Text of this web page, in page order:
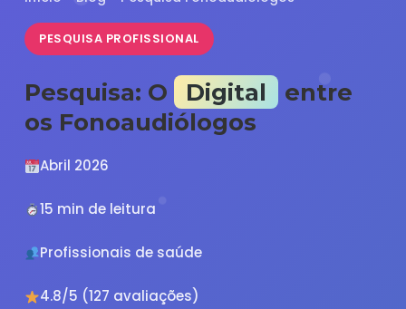
PESQUISA PROFISSIONAL
Pesquisa: O Digital
entre
os Fonoaudiólogos
Abril 2026
15 min de leitura
Profissionais de saúde
4.8/5 (127 avaliações)